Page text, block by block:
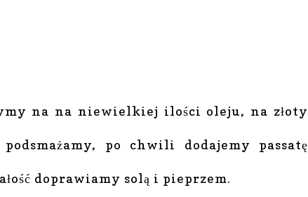
na na niewielkiej ilości oleju, na złoty
po chwili dodajemy passatę
doprawiamy solą i pieprzem.